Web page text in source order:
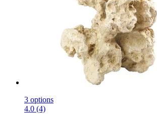
3 options
4.0 (4)